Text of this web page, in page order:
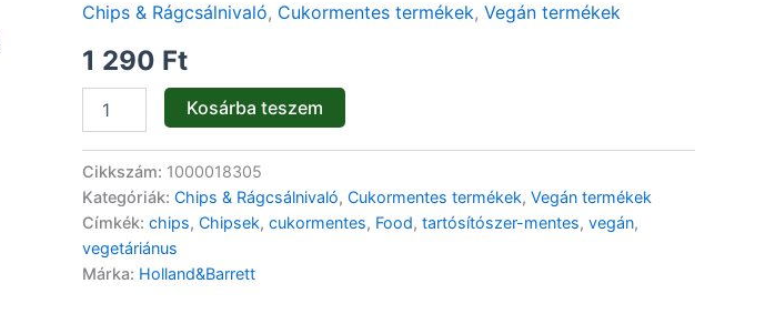
Chips & Rágcsálnivaló, Cukormentes termékek, Vegán termékek
1 290 Ft
Cukkini
Paprika
mennyiség
Kosárba teszem
Cikkszám: 1000018305
Kategóriák: Chips & Rágcsálnivaló, Cukormentes termékek, Vegán termékek
Címkék: chips, Chipsek, cukormentes, Food, tartósítószer-mentes, vegán,
vegetáriánus
Márka: Holland&Barrett
🌾 Gluténmentes
🌱 Vegán
🌿 Bio
🍬 Cukormentes